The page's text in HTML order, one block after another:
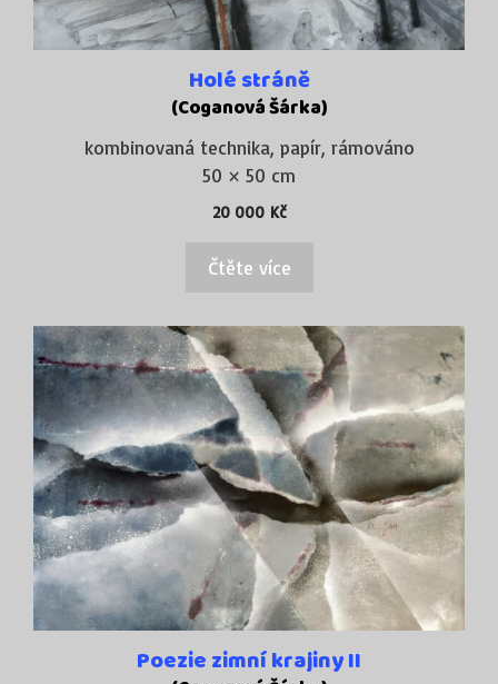
Holé stráně
(Coganová Šárka)
kombinovaná technika, papír, rámováno
50 × 50 cm
20 000 Kč
Čtěte více
Poezie zimní krajiny II